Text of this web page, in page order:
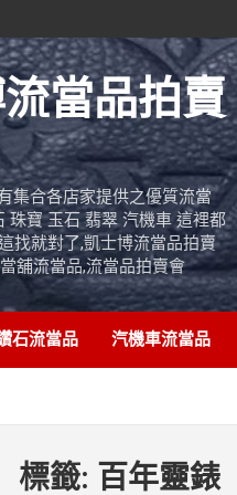
當品拍賣
集合各店家提供之優質流當
珠寶 玉石 翡翠 汽機車 這裡都
找就對了,凱士博流當品拍賣
舖流當品,流當品拍賣會
石流當品 汽機車流當品
標籤: 百年靈錶